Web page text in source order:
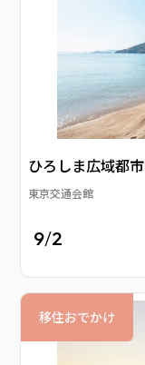
ひろしま広域都
東京交通会館
9/2
移住おでかけ